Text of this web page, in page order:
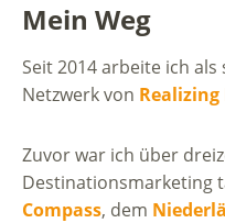
Mein Weg
Seit 2014 arbeite ich
Netzwerk von Realizing
Zuvor war ich über
Destinationsmarketing
Compass, dem